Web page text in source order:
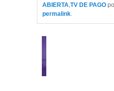
ABIERTA TV DE PAGO
permalink